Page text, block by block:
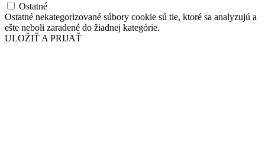
Ostatné
Ostatné nekategorizované súbory cookie sú tie, ktoré sa analyzujú a
ešte neboli zaradené do žiadnej kategórie.
ULOŽIŤ A PRIJAŤ